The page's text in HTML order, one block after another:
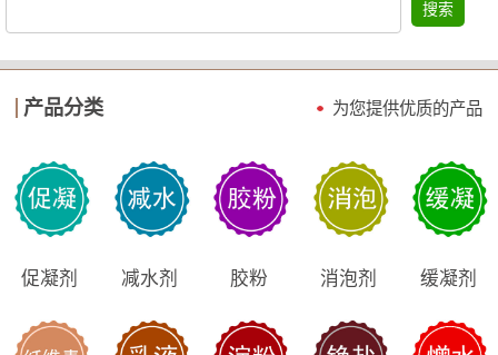
搜索
产品分类 为您提供优质的产品
促凝剂 减水剂 胶粉 消泡剂 缓凝剂